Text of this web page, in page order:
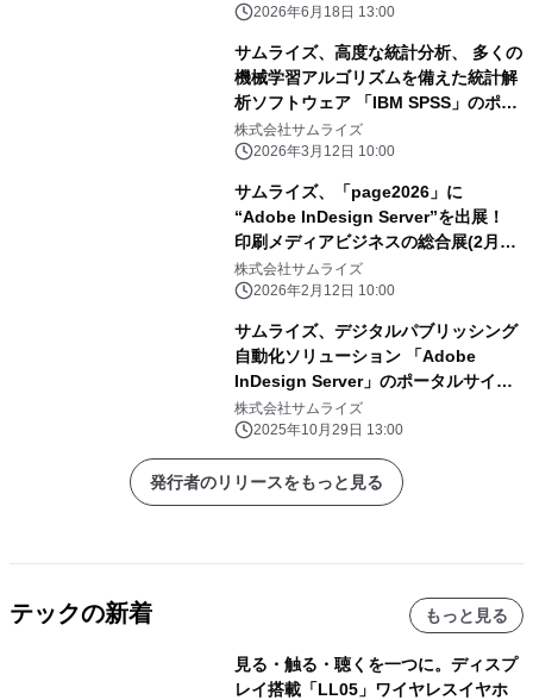
2026年6月18日 13:00
サムライズ、高度な統計分析、 多くの
機械学習アルゴリズムを備えた統計解
析ソフトウェア 「IBM SPSS」のポー
タルサイトを3月12日にリニューアル
株式会社サムライズ
2026年3月12日 10:00
サムライズ、「page2026」に
“Adobe InDesign Server”を出展！
印刷メディアビジネスの総合展(2月18
日～2月20日)
株式会社サムライズ
2026年2月12日 10:00
サムライズ、デジタルパブリッシング
自動化ソリューション 「Adobe
InDesign Server」のポータルサイト
を 10月29日にリニューアル
株式会社サムライズ
2025年10月29日 13:00
発行者のリリースをもっと見る
テックの新着 もっと見る
見る・触る・聴くを一つに。ディスプ
レイ搭載「LL05」ワイヤレスイヤホ